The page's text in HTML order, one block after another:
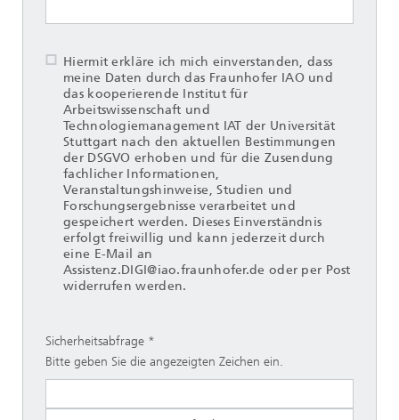
Hiermit erkläre ich mich einverstanden, dass
meine Daten durch das Fraunhofer IAO und
das kooperierende Institut für
Arbeitswissenschaft und
Technologiemanagement IAT der Universität
Stuttgart nach den aktuellen Bestimmungen
der DSGVO erhoben und für die Zusendung
fachlicher Informationen,
Veranstaltungshinweise, Studien und
Forschungsergebnisse verarbeitet und
gespeichert werden. Dieses Einverständnis
erfolgt freiwillig und kann jederzeit durch
eine E-Mail an
Assistenz.DIGI@iao.fraunhofer.de oder per Post
widerrufen werden.
Sicherheitsabfrage
Bitte geben Sie die angezeigten Zeichen ein.